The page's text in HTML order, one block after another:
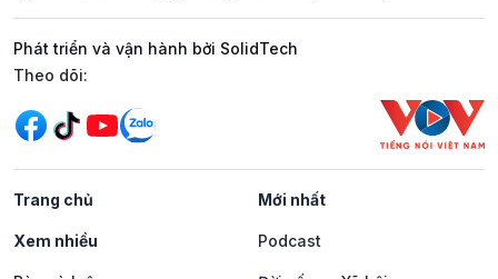
Phát triển và vận hành bởi SolidTech
Mạng xã hội
Theo dõi:
Trang chủ Mới nhất
Xem nhiều Podcast